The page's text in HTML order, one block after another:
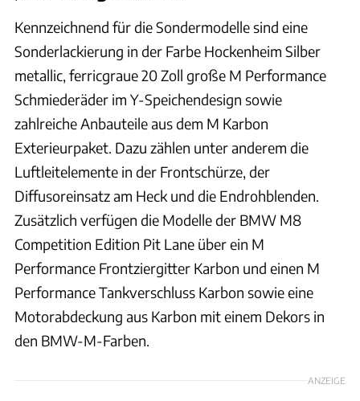
Kennzeichnend für die Sondermodelle sind eine
Sonderlackierung in der Farbe Hockenheim Silber
metallic, ferricgraue 20 Zoll große M Performance
Schmiederäder im Y-Speichendesign sowie
zahlreiche Anbauteile aus dem M Karbon
Exterieurpaket. Dazu zählen unter anderem die
Luftleitelemente in der Frontschürze, der
Diffusoreinsatz am Heck und die Endrohblenden.
Zusätzlich verfügen die Modelle der BMW M8
Competition Edition Pit Lane über ein M
Performance Frontziergitter Karbon und einen M
Performance Tankverschluss Karbon sowie eine
Motorabdeckung aus Karbon mit einem Dekors in
den BMW-M-Farben.
ANZEIGE